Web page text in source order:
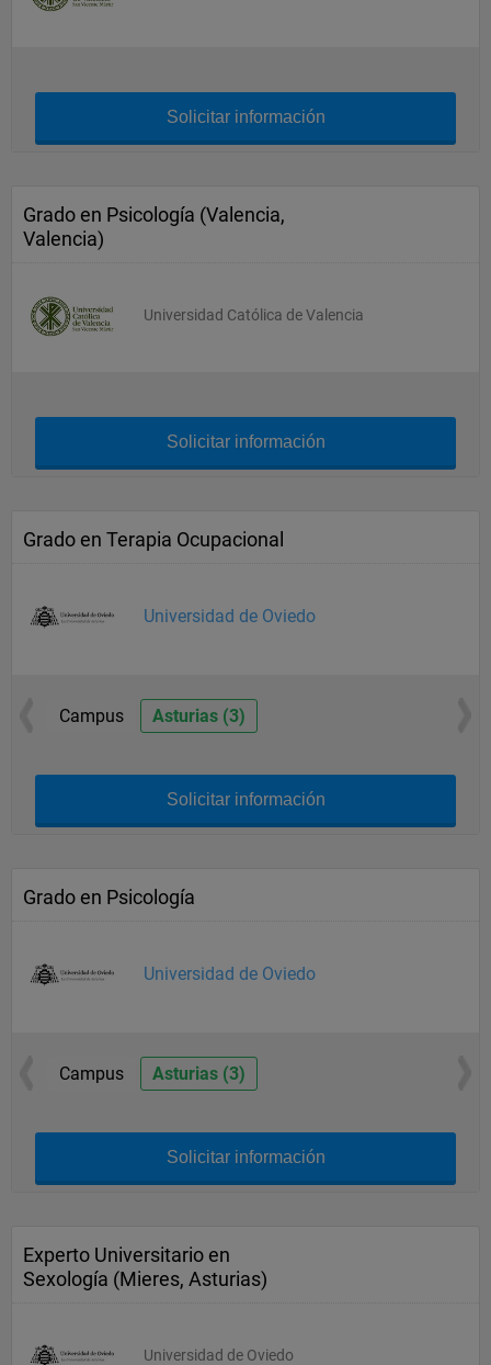
Solicitar información
Grado en Psicología (Valencia,
Valencia)
Universidad Católica de Valencia
Solicitar información
Grado en Terapia Ocupacional
Universidad de Oviedo
Campus Asturias (3)
Solicitar información
Grado en Psicología
Universidad de Oviedo
Campus Asturias (3)
Solicitar información
Experto Universitario en
Sexología (Mieres, Asturias)
Universidad de Oviedo